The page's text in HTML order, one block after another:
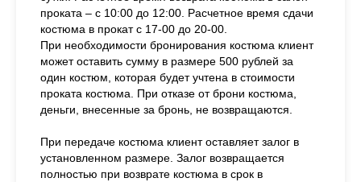
проката – с 10:00 до 12:00. Расчетное время сдачи
костюма в прокат с 17-00 до 20-00.
При необходимости бронирования костюма клиент
может оставить сумму в размере 500 рублей за
один костюм, которая будет учтена в стоимости
проката костюма. При отказе от брони костюма,
деньги, внесенные за бронь, не возвращаются.
При передаче костюма клиент оставляет залог в
установленном размере. Залог возвращается
полностью при возврате костюма в срок в